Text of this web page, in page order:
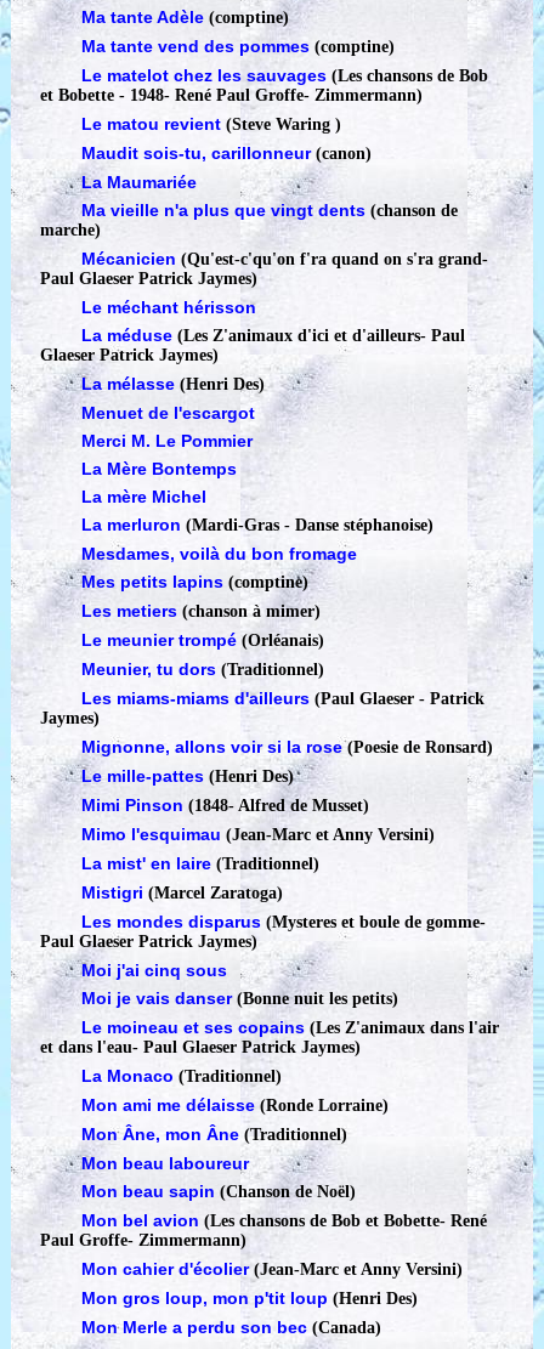
Ma tante Adèle(comptine)
Ma tante vend des pommes(comptine)
Le matelot chez les sauvages (Les chansons de Bob
et Bobette - 1948-René Paul Groffe- Zimmermann)
Le matou revient (Steve Waring )
Maudit sois-tu, carillonneur(canon)
La Maumariée
Ma vieille n'a plus que vingt dents(chanson de
marche)
Mécanicien (Qu'est-c'qu'on f'ra quand on s'ra grand-
Paul Glaeser Patrick Jaymes)
Le méchant hérisson
La méduse(Les Z'animaux d'ici et d'ailleurs-Paul
Glaeser Patrick Jaymes)
La mélasse (Henri Des)
Menuet de l'escargot
Merci M. Le Pommier
La Mère Bontemps
La mère Michel
La merluron (Mardi-Gras - Danse stéphanoise)
Mesdames, voilà du bon fromage
Mes petits lapins (comptine)
Les metiers(chanson à mimer)
Le meunier trompé (Orléanais)
Meunier, tu dors(Traditionnel)
Les miams-miams d'ailleurs (Paul Glaeser - Patrick
Jaymes)
Mignonne, allons voir si la rose(Poesie de Ronsard)
Le mille-pattes (Henri Des)
Mimi Pinson (1848-Alfred de Musset)
Mimo l'esquimau(Jean-Marc et Anny Versini)
La mist' en laire(Traditionnel)
Mistigri (Marcel Zaratoga)
Les mondes disparus (Mysteres et boule de gomme-
Paul Glaeser Patrick Jaymes)
Moi j'ai cinq sous
Moi je vais danser (Bonne nuit les petits)
Le moineau et ses copains(Les Z'animaux dans l'air
et dans l'eau-Paul Glaeser Patrick Jaymes)
La Monaco(Traditionnel)
Mon ami me délaisse(Ronde Lorraine)
Mon Âne, mon Âne (Traditionnel)
Mon beau laboureur
Mon beau sapin (Chanson de Noël)
Mon bel avion (Les chansons de Bob et Bobette-René
Paul Groffe- Zimmermann)
Mon cahier d'écolier (Jean-Marc et Anny Versini)
Mon gros loup, mon p'tit loup (Henri Des)
Mon Merle a perdu son bec (Canada)